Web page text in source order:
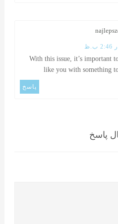
With this issue, it’s important
like you with something
پاسخ
پاسخ